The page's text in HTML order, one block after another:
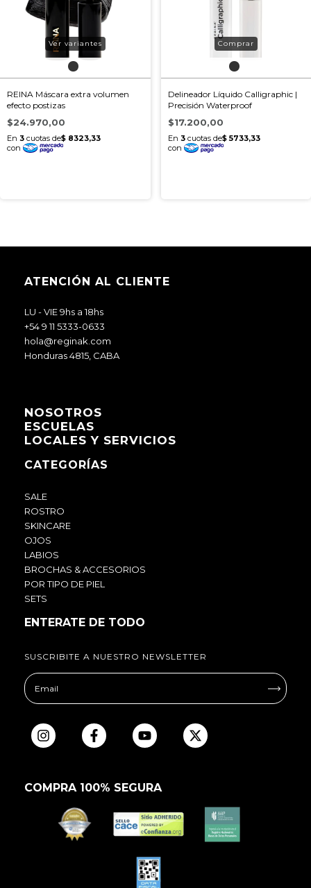
REINA Máscara extra volumen
efecto postizas
$24.970,00
Ver variantes
Delineador Líquido Calligraphic |
Precisión Waterproof
$17.200,00
ATENCIÓN AL CLIENTE
LU - VIE 9hs a 18hs
+54 9 11 5333-0633
hola@reginak.com
Honduras 4815, CABA
NOSOTROS
ESCUELAS
LOCALES Y SERVICIOS
CATEGORÍAS
SALE
ROSTRO
SKINCARE
OJOS
LABIOS
BROCHAS & ACCESORIOS
POR TIPO DE PIEL
SETS
ENTERATE DE TODO
SUSCRIBITE A NUESTRO NEWSLETTER
COMPRA 100% SEGURA